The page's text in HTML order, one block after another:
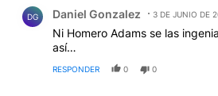
DG Daniel Gonzalez 3 DE JUNIO DE
Ni Homero Adams se las
así…
RESPONDER 0 0